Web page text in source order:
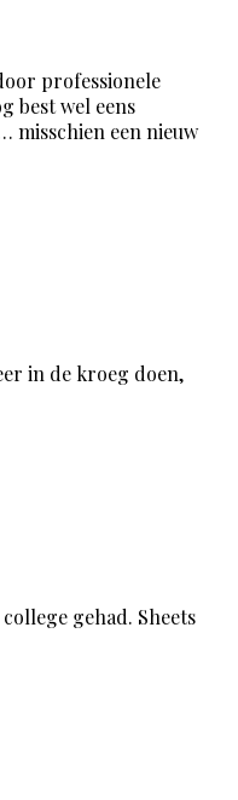
professionele
best wel eens
misschien een nieuw
in de kroeg doen,
gehad. Sheets